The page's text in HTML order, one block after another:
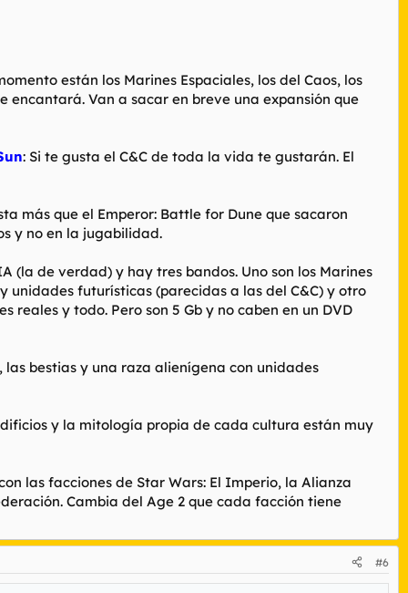
están los Marines Espaciales, los del Caos, los
encantará. Van a sacar en breve una expansión que
: Si te gusta el C&C de toda la vida te gustarán. El
más que el Emperor: Battle for Dune que sacaron
y no en la jugabilidad.
(la de verdad) y hay tres bandos. Uno son los Marines
unidades futurísticas (parecidas a las del C&C) y otro
reales y todo. Pero son 5 Gb y no caben en un DVD
bestias y una raza alienígena con unidades
y la mitología propia de cada cultura están muy
las facciones de Star Wars: El Imperio, la Alianza
Cambia del Age 2 que cada facción tiene
#6